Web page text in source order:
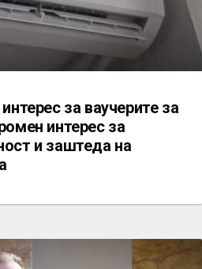
за ваучерите за
интерес за
и заштеда на